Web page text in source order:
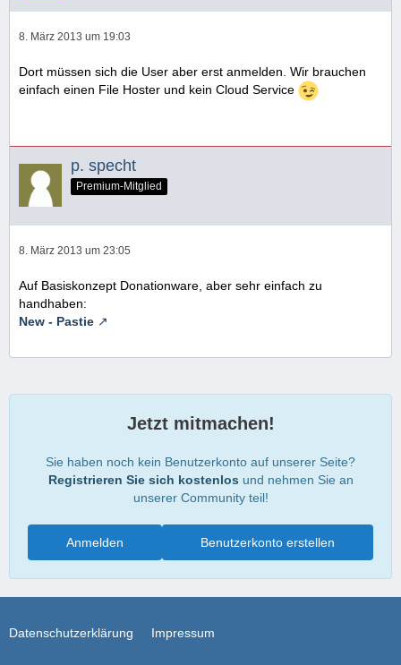
8. März 2013 um 19:03
Dort müssen sich die User aber erst anmelden. Wir brauchen
einfach einen File Hoster und kein Cloud Service
p. specht
Premium-Mitglied
8. März 2013 um 23:05
Auf Basiskonzept Donationware, aber sehr einfach zu
handhaben:
New - Pastie
Jetzt mitmachen!
Sie haben noch kein Benutzerkonto auf unserer Seite?
Registrieren Sie sich kostenlos und nehmen Sie an
unserer Community teil!
Benutzerkonto erstellen
Anmelden
Datenschutzerklärung Impressum